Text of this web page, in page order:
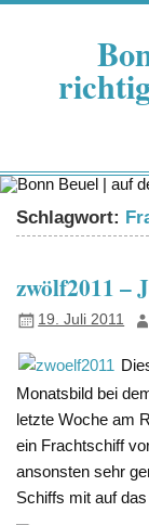
Zum
Schlagwort:
zwölf2011 –
19. Juli 2011
Monatsbild bei
letzte Woche am
ein Frachtschiff
ansonsten sehr
Schiffs mit auf